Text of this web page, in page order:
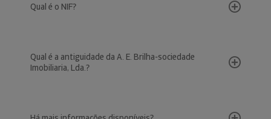
Qual é o NIF?
Qual é a antiguidade da A. E. Brilha-sociedade
Imobiliaria, Lda.?